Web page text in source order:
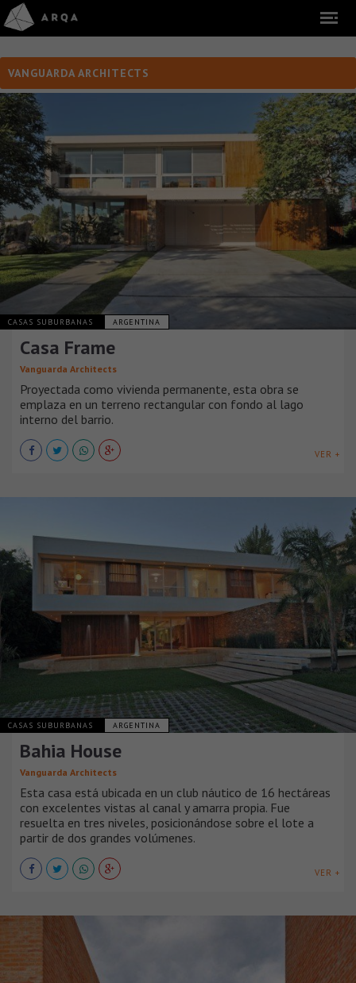
VANGUARDA ARCHITECTS
CASAS SUBURBANAS ARGENTINA
Casa Frame
Vanguarda Architects
Proyectada como vivienda permanente, esta obra se
emplaza en un terreno rectangular con fondo al lago
interno del barrio.
VER +
CASAS SUBURBANAS ARGENTINA
Bahia House
Vanguarda Architects
Esta casa está ubicada en un club náutico de 16 hectáreas
con excelentes vistas al canal y amarra propia. Fue
resuelta en tres niveles, posicionándose sobre el lote a
partir de dos grandes volúmenes.
VER +